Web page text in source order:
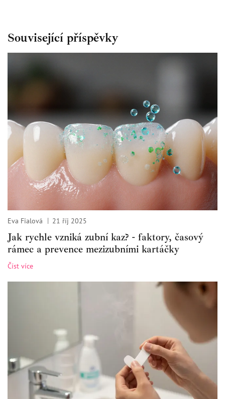
Související příspěvky
Eva Fialová 21 říj 2025
Jak rychle vzniká zubní kaz? - faktory, časový
rámec a prevence mezizubními kartáčky
Číst více